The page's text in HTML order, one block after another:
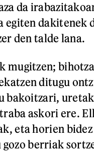
da
egiten dakitenek
den talde lana.
mugitzen;
ditugu
bakoitzari,
askori ere.
eta horien
berriak